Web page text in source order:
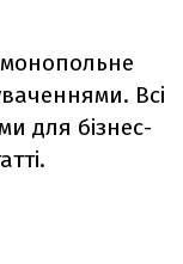
Всі
для бізнес-